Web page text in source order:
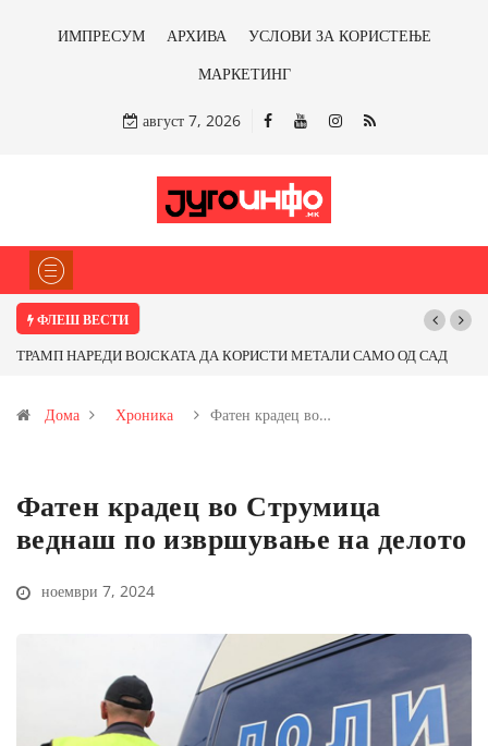
ИМПРЕСУМ АРХИВА
УСЛОВИ ЗА КОРИСТЕЊЕ
МАРКЕТИНГ
август 7, 2026
ФЛЕШ ВЕСТИ
ТРАМП НАРЕДИ ВОЈСКАТА ДА КОРИСТИ МЕТАЛИ САМО ОД САД
Иловица и со антимонот?
Дома Хроника Фатен крадец во…
Фатен крадец во Струмица
веднаш по извршување на делото
ноември 7, 2024